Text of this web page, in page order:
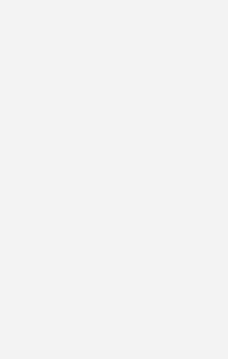
eine Wärmepumpe
diverse
der Praxis die höheren
Jahren wird auch der
Wärmepumpen bei
der
Wirtschaftlichkeit von
eine